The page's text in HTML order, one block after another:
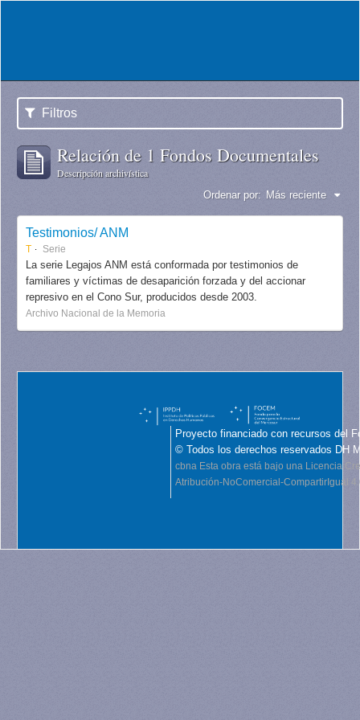
Filtros
Relación de 1 Fondos Documentales
Descripción archivística
Ordenar por: Más reciente
Testimonios/ ANM
T Serie
La serie Legajos ANM está conformada por testimonios de
familiares y víctimas de desaparición forzada y del accionar
represivo en el Cono Sur, producidos desde 2003.
Archivo Nacional de la Memoria
Proyecto financiado con recursos del
© Todos los derechos reservados DH
cbna Esta obra está bajo una Licencia
Atribución-NoComercial-CompartirIgual